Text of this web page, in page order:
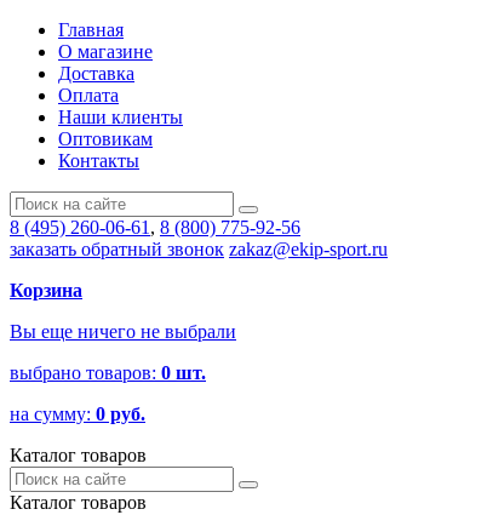
Главная
О магазине
Доставка
Оплата
Наши клиенты
Оптовикам
Контакты
8 (495) 260-06-61 , 8 (800) 775-92-56
заказать обратный звонок zakaz@ekip-sport.ru
Корзина
Вы еще ничего не выбрали
выбрано товаров: 0 шт.
на сумму: 0 руб.
Каталог товаров
Каталог товаров